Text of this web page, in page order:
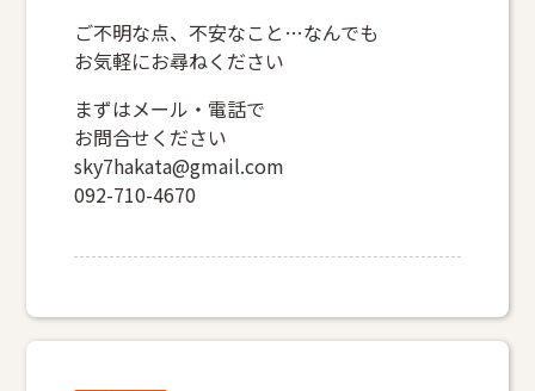
ご不明な点、不安なこと…なんでも
お気軽にお尋ねください
まずはメール・電話で
お問合せください
sky7hakata@gmail.com
092-710-4670